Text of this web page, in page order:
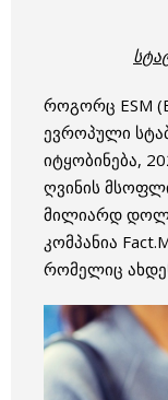
როგორც ESM
ევროპული
იტყობინება,
ღვინის
მილიარდ
კომპანია
რომელიც